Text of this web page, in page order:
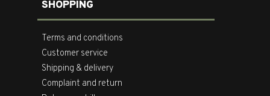
SHOPPING
Terms and conditions
Customer service
Shipping & delivery
Complaint and return